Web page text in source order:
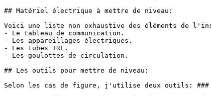
## Matériel électrique à mettre de niveau:
Voici une liste non exhaustive des éléments de
- Le tableau de communication.
- Les appareillages électriques.
- Les tubes IRL.
- Les goulottes de circulation.
## Les outils pour mettre de niveau:
Selon les cas de figure, j'utilise deux outils: ###